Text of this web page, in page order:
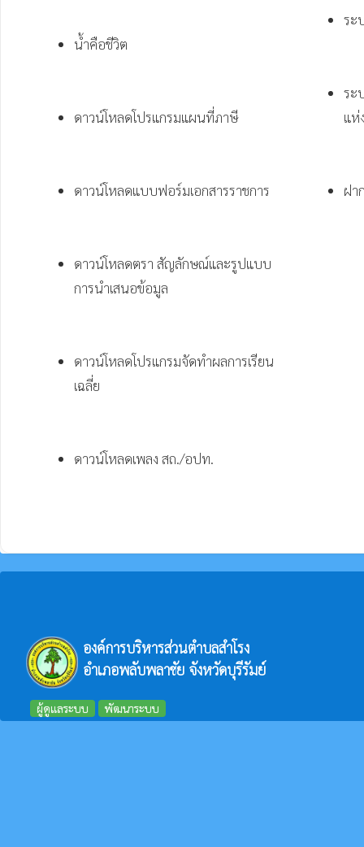
น้ำคือชีวิต
ดาวน์โหลดโปรแกรมแผนที่ภาษี
ดาวน์โหลดแบบฟอร์มเอกสารราชการ
ดาวน์โหลดตรา สัญลักษณ์และรูปแบบ
การนำเสนอข้อมูล
ดาวน์โหลดโปรแกรมจัดทำผลการเรียน
เฉลี่ย
ดาวน์โหลดเพลง สถ./อปท.
ร
ระ
แห่
ฝา
องค์การบริหารส่วนตำบลสำโรง
อำเภอพลับพลาชัย จังหวัดบุรีรัมย์
ผู้ดูแลระบบ พัฒนาระบบ